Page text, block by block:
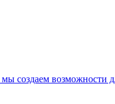
создаем возможности